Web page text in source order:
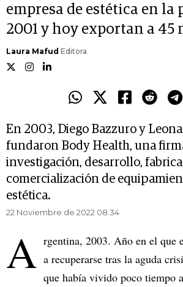
empresa de estética en la
2001 y hoy exportan a 45
Laura Mafud Editora
En 2003, Diego Bazzuro y
fundaron Body Health, una
investigación, desarrollo,
comercialización de
estética.
22 Noviembre de 2022 08.34
A rgentina, 2003. Año en el que
a recuperarse tras la aguda
que había vivido poco tiempo